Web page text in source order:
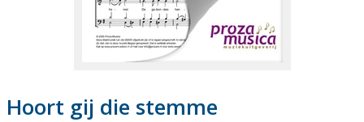
Hoort gij die stemme